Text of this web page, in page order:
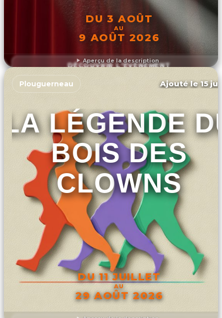
Aperçu de la description
DU 3 AOÛT
AU
9 AOÛT 2026
DÉCOUVRIR L'ÉVÉNEMENT
Plouguerneau Ajouté le 15
LA LÉGENDE
BOIS DES
CLOWNS
DU 11 JUILLET
AU
29 AOÛT 2026